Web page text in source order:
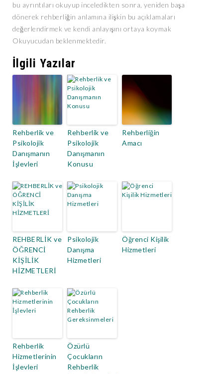
bu ayrıntıları okuyup inceledikten sonra, yeniden başa
dönerek rehberliğin anlamına ilişkin bu açıklamaları
değerlendirmek ve kendi anlayışını ortaya koymak
Okuyucudan beklenmektedir.
İlgili Yazılar
Rehberlik ve
Psikolojik
Danışmanın
İşlevleri
Rehberlik ve
Psikolojik
Danışmanın
Konusu
Rehberliğin
Amacı
REHBERLİK ve
ÖĞRENCİ
KİŞİLİK
HİZMETLERİ
Psikolojik
Danışma
Hizmetleri
Öğrenci Kişilik
Hizmetleri
Rehberlik
Hizmetlerinin
İşlevleri
Özürlü
Çocukların
Rehberlik